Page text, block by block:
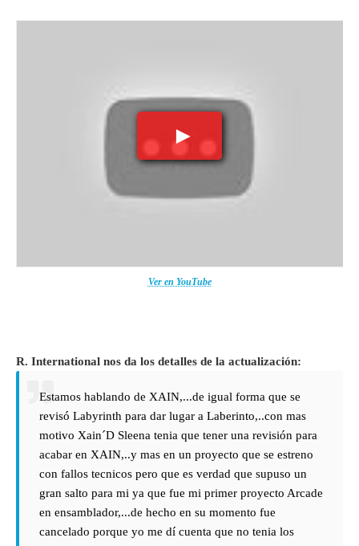
Ver en YouTube
R. International nos da los detalles de la actualización:
Estamos hablando de XAIN,...de igual forma que se
revisó Labyrinth para dar lugar a Laberinto,..con mas
motivo Xain´D Sleena tenia que tener una revisión para
acabar en XAIN,..y mas en un proyecto que se estreno
con fallos tecnicos pero que es verdad que supuso un
gran salto para mi ya que fue mi primer proyecto Arcade
en ensamblador,...de hecho en su momento fue
cancelado porque yo me dí cuenta que no tenia los